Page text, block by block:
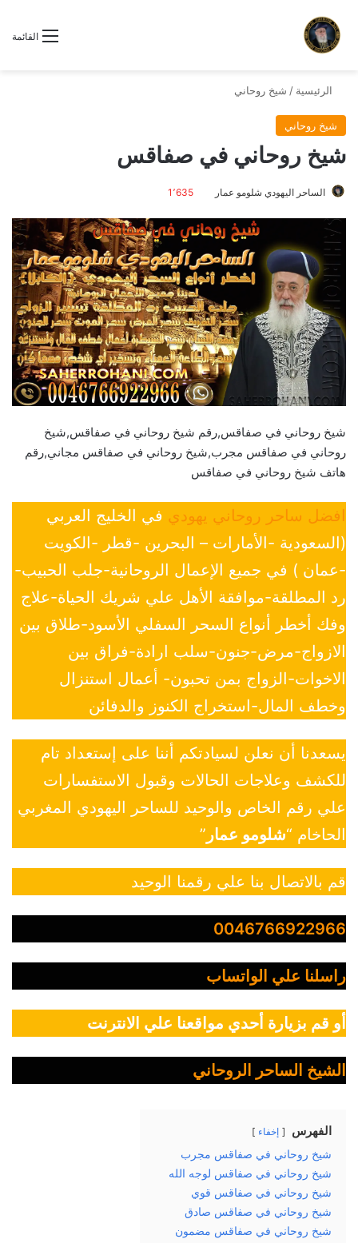
القائمة
الرئيسية / شيخ روحاني
شيخ روحاني
شيخ روحاني في صفاقس
الساحر اليهودي شلومو عمار 1٬635
شيخ روحاني في صفاقس,رقم شيخ روحاني في صفاقس,شيخ
روحاني في صفاقس مجرب,شيخ روحاني في صفاقس مجاني,رقم
هاتف شيخ روحاني في صفاقس
افضل ساحر روحاني يهودي في الخليج العربي
(السعودية -الأمارات – البحرين -قطر -الكويت
-عمان ) في جميع الإعمال الروحانية-جلب الحبيب-
رد المطلقة-موافقة الأهل علي شريك الحياة-علاج
وفك أخطر أنواع السحر السفلي الأسود-طلاق بين
الازواج-مرض-جنون-سلب ارادة-فراق بين
الاخوات-الزواج بمن تحبون- أعمال استنزال
وخطف المال-استخراج الكنوز والدفائن
يسعدنا أن نعلن لسيادتكم أننا على إستعداد تام
للكشف وعلاجات الحالات وقبول الاستفسارات
علي رقم الخاص والوحيد للساحر اليهودي المغربي
الحاخام “شلومو عمار ”
قم بالاتصال بنا علي رقمنا الوحيد
0046766922966
راسلنا علي الواتساب
أو قم بزيارة أحدي مواقعنا علي الانترنت
الشيخ الساحر الروحاني
الفهرس إخفاء
شيخ روحاني في صفاقس مجرب
شيخ روحاني في صفاقس لوجه الله
شيخ روحاني في صفاقس قوي
شيخ روحاني في صفاقس صادق
شيخ روحاني في صفاقس مضمون